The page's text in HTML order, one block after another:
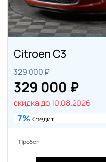
Citroen C3
329 000 ₽
329 000 ₽
скидка до 10.08.2026
7% Кредит
Пробег